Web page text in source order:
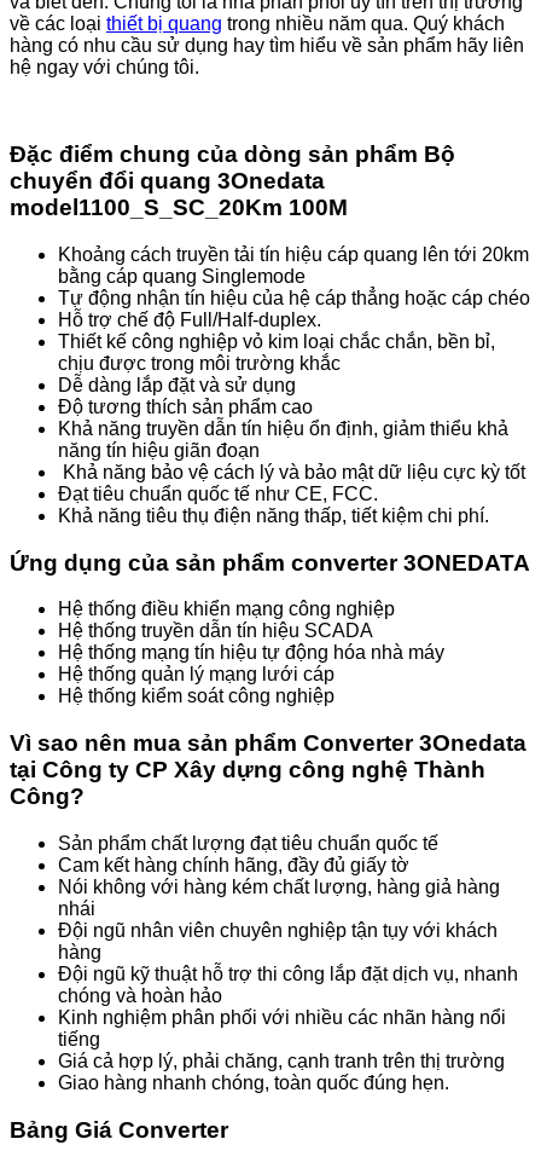
về các loại thiết bị quang trong nhiều năm qua. Quý khách
hàng có nhu cầu sử dụng hay tìm hiểu về sản phẩm hãy liên
hệ ngay với chúng tôi.
Đặc điểm chung của dòng sản phẩm Bộ
chuyển đổi quang 3Onedata
model1100_S_SC_20Km 100M
Khoảng cách truyền tải tín hiệu cáp quang lên tới 20km
bằng cáp quang Singlemode
Tự động nhận tín hiệu của hệ cáp thẳng hoặc cáp chéo
Hỗ trợ chế độ Full/Half-duplex.
Thiết kế công nghiệp vỏ kim loại chắc chắn, bền bỉ,
chịu được trong môi trường khắc
Dễ dàng lắp đặt và sử dụng
Độ tương thích sản phẩm cao
Khả năng truyền dẫn tín hiệu ổn định, giảm thiểu khả
năng tín hiệu giãn đoạn
Khả năng bảo vệ cách lý và bảo mật dữ liệu cực kỳ tốt
Đạt tiêu chuẩn quốc tế như CE, FCC.
Khả năng tiêu thụ điện năng thấp, tiết kiệm chi phí.
Ứng dụng của sản phẩm converter 3ONEDATA
Hệ thống điều khiển mạng công nghiệp
Hệ thống truyền dẫn tín hiệu SCADA
Hệ thống mạng tín hiệu tự động hóa nhà máy
Hệ thống quản lý mạng lưới cáp
Hệ thống kiểm soát công nghiệp
Vì sao nên mua sản phẩm Converter 3Onedata
tại Công ty CP Xây dựng công nghệ Thành
Công?
Sản phẩm chất lượng đạt tiêu chuẩn quốc tế
Cam kết hàng chính hãng, đầy đủ giấy tờ
Nói không với hàng kém chất lượng, hàng giả hàng
nhái
Đội ngũ nhân viên chuyên nghiệp tận tụy với khách
hàng
Đội ngũ kỹ thuật hỗ trợ thi công lắp đặt dịch vụ, nhanh
chóng và hoàn hảo
Kinh nghiệm phân phối với nhiều các nhãn hàng nổi
tiếng
Giá cả hợp lý, phải chăng, cạnh tranh trên thị trường
Giao hàng nhanh chóng, toàn quốc đúng hẹn.
Bảng Giá Converter